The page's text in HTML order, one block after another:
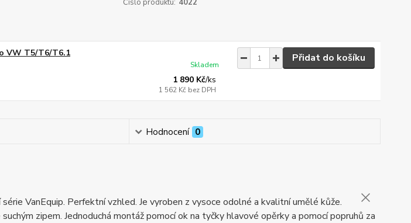
Číslo produktu: 4022
VW T5/T6/T6.1
1 890 Kč/ks
1 562 Kč bez DPH
Skladem
Přidat do košíku
Hodnocení 0
VanEquip. Perfektní vzhled. Je vyroben z vysoce odolné a kvalitní umělé kůže.
zipem. Jednoduchá montáž pomocí ok na tyčky hlavové opěrky a pomocí popruhů za